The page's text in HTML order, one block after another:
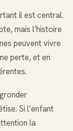
il est central.
mais l’histoire
peuvent vivre
perte, et en
Si l’enfant
la